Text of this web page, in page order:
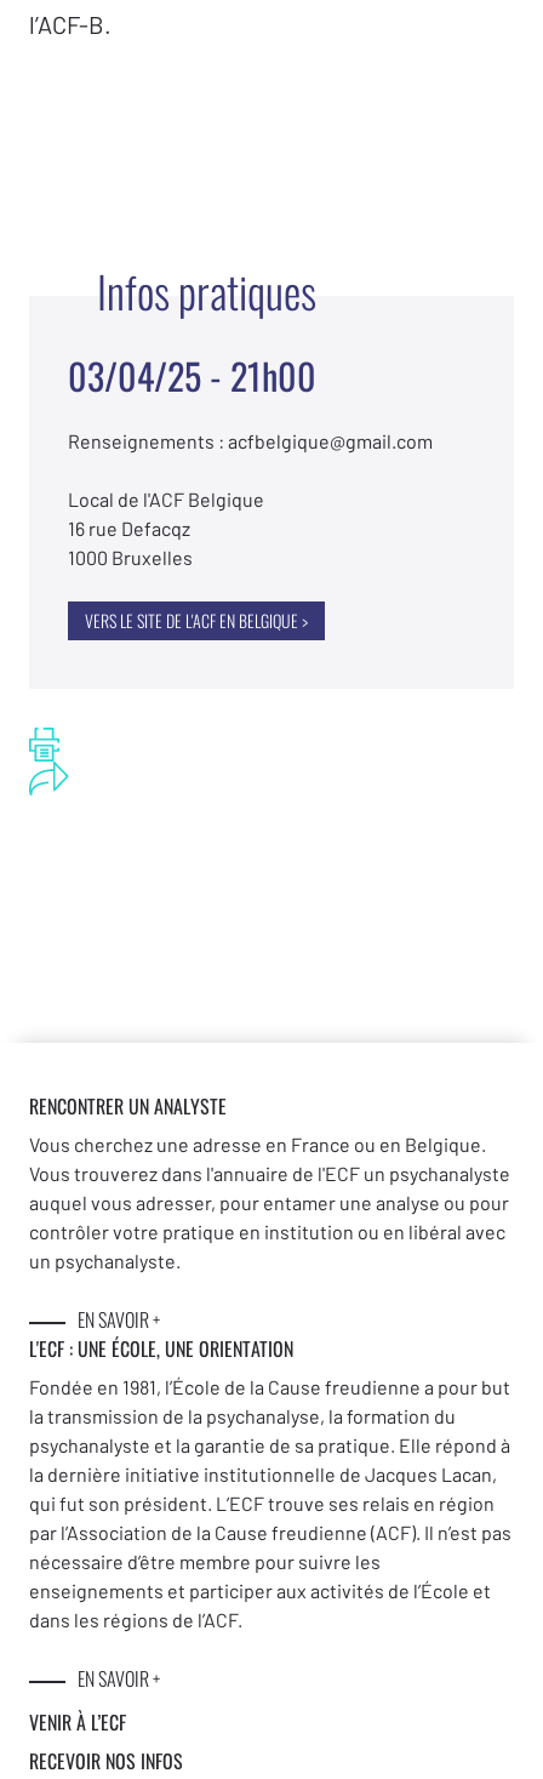
Infos pratiques
03/04/25 - 21h00
Renseignements : acfbelgique@gmail.com
Local de l'ACF Belgique
16 rue Defacqz
1000 Bruxelles
VERS LE SITE DE L'ACF EN BELGIQUE >
l’ACF-B.
RENCONTRER UN ANALYSTE
Vous cherchez une adresse en France ou en Belgique.
Vous trouverez dans l'annuaire de l'ECF un psychanalyste
auquel vous adresser, pour entamer une analyse ou pour
contrôler votre pratique en institution ou en libéral avec
un psychanalyste.
EN SAVOIR +
L'ECF : UNE ÉCOLE, UNE ORIENTATION
Fondée en 1981, l’École de la Cause freudienne a pour but
la transmission de la psychanalyse, la formation du
psychanalyste et la garantie de sa pratique. Elle répond à
la dernière initiative institutionnelle de Jacques Lacan,
qui fut son président. L’ECF trouve ses relais en région
par l’Association de la Cause freudienne (ACF). Il n’est pas
nécessaire d’être membre pour suivre les
enseignements et participer aux activités de l’École et
dans les régions de l’ACF.
EN SAVOIR +
VENIR À L’ECF
RECEVOIR NOS INFOS